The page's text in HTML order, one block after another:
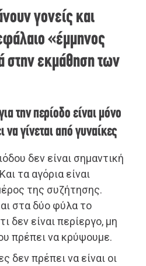
γονείς και
«έμμηνος
στην εκμάθηση των
την περίοδο είναι μόνο
να γίνεται από γυναίκες
δεν είναι σημαντική
τα αγόρια είναι
της συζήτησης.
στα δύο φύλα το
δεν είναι περίεργο, μη
πρέπει να κρύψουμε.
δεν πρέπει να είναι οι